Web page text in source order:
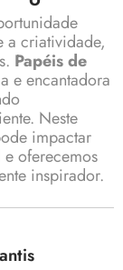
a criatividade,
Papéis de
e encantadora
Neste
impactar
oferecemos
inspirador.